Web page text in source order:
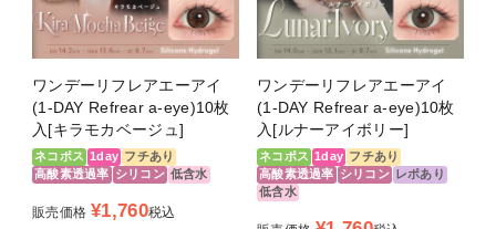
ワンデーリフレアエーアイ
(1-DAY Refrear a-eye)10枚
入[キラモカベージュ]
ネコポス 1day フチあり
高酸素透過率 シリコン 低含水
販売価格 ¥1,760税込
ワンデーリフレアエーアイ
(1-DAY Refrear a-eye)10枚
入[ルナーアイボリー]
ネコポス 1day フチあり
高酸素透過率 シリコン レポあり
低含水